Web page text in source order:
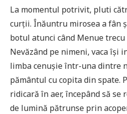
La momentul potrivit, pluti
curții. Înăuntru mirosea a fân
botul atunci când Menue
Nevăzând pe nimeni, vaca își
limba cenușie într-una dintre
pământul cu copita din spate.
ridicară în aer, începând să se
de lumină pătrunse prin